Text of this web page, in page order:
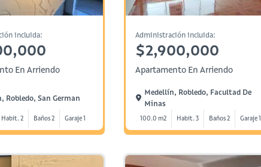
incluida:
En Arriendo
Robledo, San German
Habit. 2 Baños 2 Garaje 1
Administración incluida:
$2,900,000
Apartamento En Arriendo
Medellín, Robledo, Facultad De
Minas
100.0 m2 Habit. 3 Baños 2 Garaje 1